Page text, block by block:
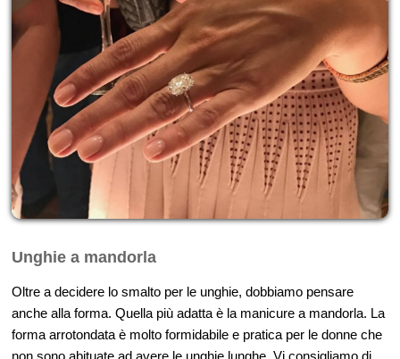
Unghie a mandorla
Oltre a decidere lo smalto per le unghie, dobbiamo pensare
anche alla forma. Quella più adatta è la manicure a mandorla. La
forma arrotondata è molto formidabile e pratica per le donne che
non sono abituate ad avere le unghie lunghe. Vi consigliamo di